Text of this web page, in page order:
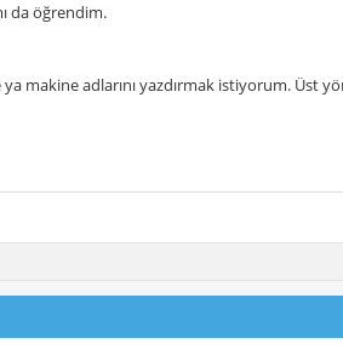
da öğrendim.
ya makine adlarını yazdırmak istiyorum. Üst